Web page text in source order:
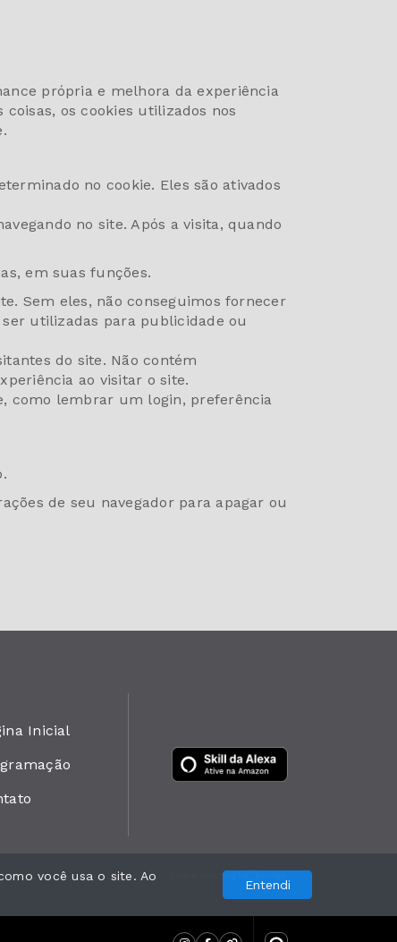
própria e melhora da experiência
os cookies utilizados nos
no cookie. Eles são ativados
no site. Após a visita, quando
em suas funções.
Sem eles, não conseguimos fornecer
utilizadas para publicidade ou
do site. Não contém
ao visitar o site.
como lembrar um login, preferência
de seu navegador para apagar ou
Inicial
Com a tecnologia
você usa o site. Ao
Entendi